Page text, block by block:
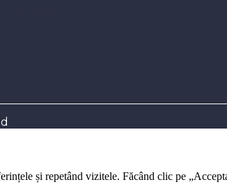
și repetând vizitele. Făcând clic pe